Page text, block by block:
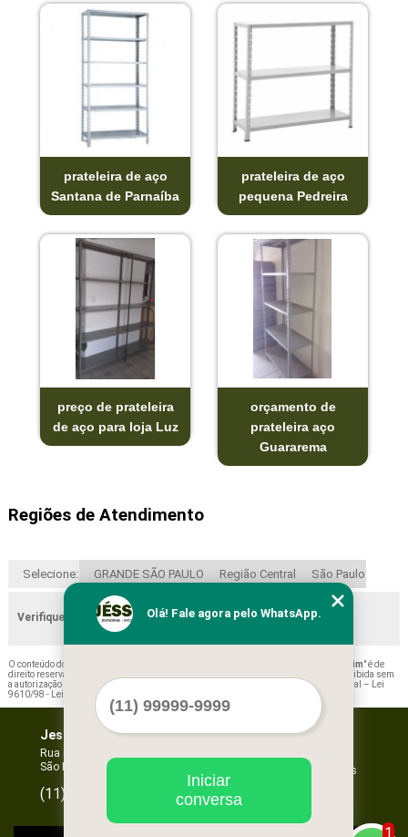
prateleira de aço
Santana de Parnaíba
prateleira de aço
pequena Pedreira
preço de prateleira
de aço para loja Luz
orçamento de
prateleira aço
Guararema
Regiões de Atendimento
Selecione: GRANDE SÃO PAULO Região Central São Paulo
Verifique as regiões que atendemos
O conteúdo do texto " Orçamento de Prateleira de Aço para Escritório Mogi Mirim" é de
direito reservado. Sua reprodução, parcial ou total, mesmo citando nossos links, é proibida sem
a autorização do autor. Crime de violação de direito autoral – artigo 184 do Código Penal –
Lei
9610/98 - Lei de direitos autorais
Jessica Forros e Divisórias
Rua Oscar Horta, 269 - Mooca
São Paulo - SP - CEP: 03105-110
(11)
Serviços
1
Olá! Fale agora pelo WhatsApp.
Iniciar
conversa